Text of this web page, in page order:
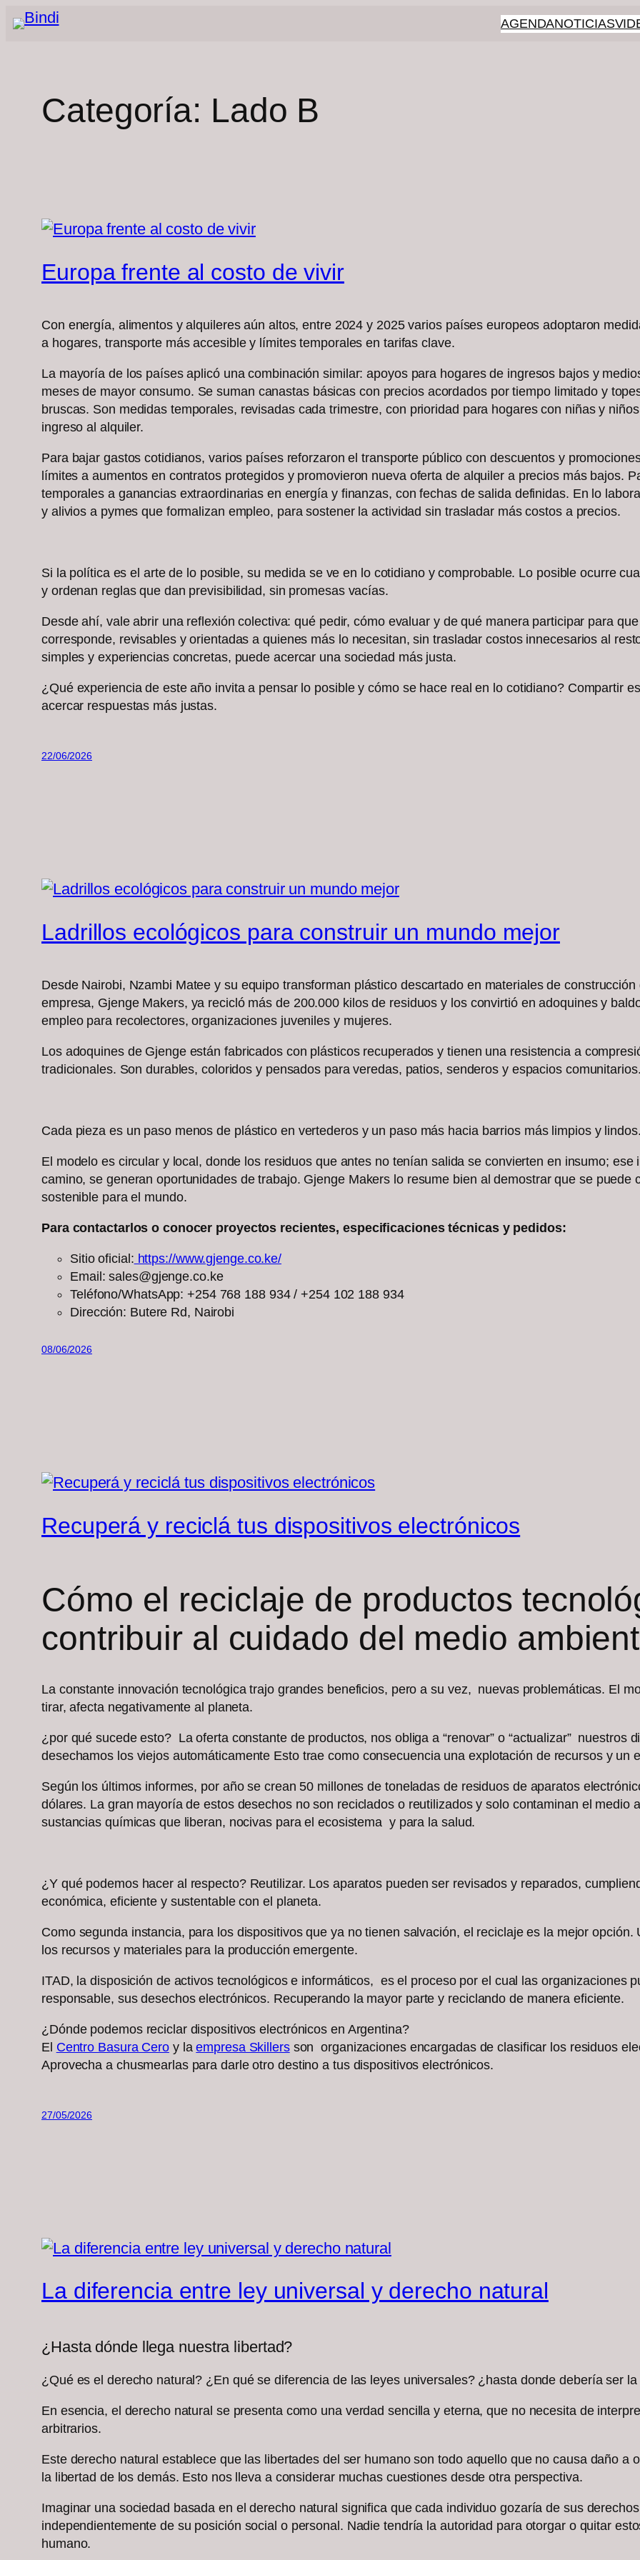
Saltar
AGENDANOTICIAS
Categoría: Lado B
Europa frente al costo de vivir
Con energía, alimentos y alquileres aún altos, entre 2024 y 2025 varios países europeos adoptaron
a hogares, transporte más accesible y límites temporales en tarifas clave.
La mayoría de los países aplicó una combinación similar: apoyos para hogares de ingresos bajos y
meses de mayor consumo. Se suman canastas básicas con precios acordados por tiempo limitado y
bruscas. Son medidas temporales, revisadas cada trimestre, con prioridad para hogares con niñas y
ingreso al alquiler.
Para bajar gastos cotidianos, varios países reforzaron el transporte público con descuentos y
límites a aumentos en contratos protegidos y promovieron nueva oferta de alquiler a precios más bajos.
temporales a ganancias extraordinarias en energía y finanzas, con fechas de salida definidas. En lo
y alivios a pymes que formalizan empleo, para sostener la actividad sin trasladar más costos a precios.
Si la política es el arte de lo posible, su medida se ve en lo cotidiano y comprobable. Lo posible ocurre
y ordenan reglas que dan previsibilidad, sin promesas vacías.
Desde ahí, vale abrir una reflexión colectiva: qué pedir, cómo evaluar y de qué manera participar para
corresponde, revisables y orientadas a quienes más lo necesitan, sin trasladar costos innecesarios al
simples y experiencias concretas, puede acercar una sociedad más justa.
¿Qué experiencia de este año invita a pensar lo posible y cómo se hace real en lo cotidiano? Compartir
acercar respuestas más justas.
22/06/2026
Ladrillos ecológicos para construir un mundo mejor
Desde Nairobi, Nzambi Matee y su equipo transforman plástico descartado en materiales de
empresa, Gjenge Makers, ya recicló más de 200.000 kilos de residuos y los convirtió en adoquines y
empleo para recolectores, organizaciones juveniles y mujeres.
Los adoquines de Gjenge están fabricados con plásticos recuperados y tienen una resistencia a
tradicionales. Son durables, coloridos y pensados para veredas, patios, senderos y espacios comunitarios.
Cada pieza es un paso menos de plástico en vertederos y un paso más hacia barrios más limpios y lindos.
El modelo es circular y local, donde los residuos que antes no tenían salida se convierten en insumo; ese
camino, se generan oportunidades de trabajo. Gjenge Makers lo resume bien al demostrar que se
sostenible para el mundo.
Para contactarlos o conocer proyectos recientes, especificaciones técnicas y pedidos:
Sitio oficial: https://www.gjenge.co.ke/
Email: sales@gjenge.co.ke
Teléfono/WhatsApp: +254 768 188 934 / +254 102 188 934
Dirección: Butere Rd, Nairobi
08/06/2026
Recuperá y reciclá tus dispositivos electrónicos
Cómo el reciclaje de productos
contribuir al cuidado del medio
La constante innovación tecnológica trajo grandes beneficios, pero a su vez, nuevas problemáticas. El
tirar, afecta negativamente al planeta.
¿por qué sucede esto? La oferta constante de productos, nos obliga a “renovar” o “actualizar” nuestros
desechamos los viejos automáticamente Esto trae como consecuencia una explotación de recursos y un
Según los últimos informes, por año se crean 50 millones de toneladas de residuos de aparatos
dólares. La gran mayoría de estos desechos no son reciclados o reutilizados y solo contaminan el medio
sustancias químicas que liberan, nocivas para el ecosistema y para la salud.
¿Y qué podemos hacer al respecto? Reutilizar. Los aparatos pueden ser revisados y reparados,
económica, eficiente y sustentable con el planeta.
Como segunda instancia, para los dispositivos que ya no tienen salvación, el reciclaje es la mejor
los recursos y materiales para la producción emergente.
ITAD, la disposición de activos tecnológicos e informáticos, es el proceso por el cual las organizaciones
responsable, sus desechos electrónicos. Recuperando la mayor parte y reciclando de manera eficiente.
¿Dónde podemos reciclar dispositivos electrónicos en Argentina?
El Centro Basura Ceroy laempresa Skillersson organizaciones encargadas de clasificar los residuos
Aprovecha a chusmearlas para darle otro destino a tus dispositivos electrónicos.
27/05/2026
La diferencia entre ley universal y derecho natural
¿Hasta dónde llega nuestra libertad?
¿Qué es el derecho natural? ¿En qué se diferencia de las leyes universales? ¿hasta donde debería ser
En esencia, el derecho natural se presenta como una verdad sencilla y eterna, que no necesita de
arbitrarios.
Este derecho natural establece que las libertades del ser humano son todo aquello que no causa daño a
la libertad de los demás. Esto nos lleva a considerar muchas cuestiones desde otra perspectiva.
Imaginar una sociedad basada en el derecho natural significa que cada individuo gozaría de sus
independientemente de su posición social o personal. Nadie tendría la autoridad para otorgar o quitar
humano.